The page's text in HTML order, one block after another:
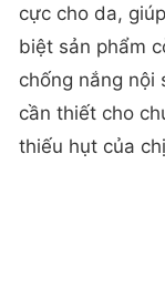
cực cho da,
biệt sản phẩm
chống nắng nội
cần thiết cho
thiếu hụt của